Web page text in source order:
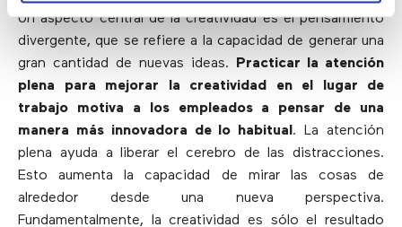
Un aspecto central de la creatividad es el pensamiento
divergente, que se refiere a la capacidad de generar una
gran cantidad de nuevas ideas. Practicar la atención
plena para mejorar la creatividad en el lugar de
trabajo motiva a los empleados a pensar de una
manera más innovadora de lo habitual. La atención
plena ayuda a liberar el cerebro de las distracciones.
Esto aumenta la capacidad de mirar las cosas de
alrededor desde una nueva perspectiva.
Fundamentalmente, la creatividad es sólo el resultado